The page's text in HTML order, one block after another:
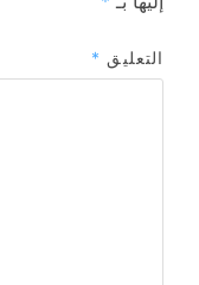
التعليق *